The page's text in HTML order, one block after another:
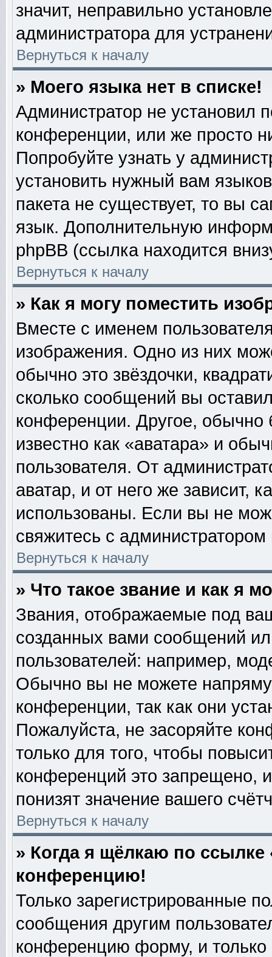
значит, неправильно
администратора для
Вернуться к началу
» Моего языка нет в списке!
Администратор не установил
конференции, или же просто
Попробуйте узнать у
установить нужный вам
пакета не существует, то вы
язык. Дополнительную
phpBB (ссылка находится
Вернуться к началу
» Как я могу поместить
Вместе с именем
изображения. Одно из них
обычно это звёздочки,
сколько сообщений вы
конференции. Другое, обычно
известно как «аватара» и
пользователя. От
аватар, и от него же зависит,
использованы. Если вы не
свяжитесь с
Вернуться к началу
» Что такое звание и как я
Звания, отображаемые под
созданных вами сообщений
пользователей: например,
Обычно вы не можете
конференции, так как они
Пожалуйста, не засоряйте
только для того, чтобы
конференций это запрещено,
понизят значение вашего
Вернуться к началу
» Когда я щёлкаю по ссылке
конференцию!
Только зарегистрированные
сообщения другим
конференцию форму, и только